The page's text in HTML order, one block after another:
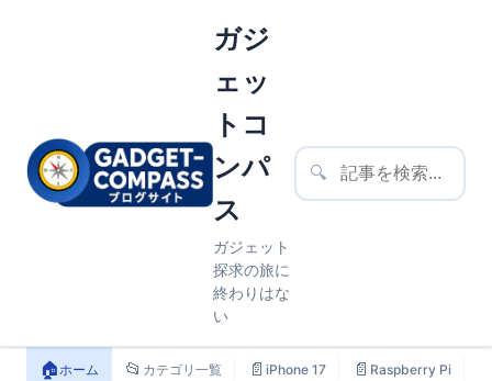
ガジ
ェッ
トコ
ンパ
ス
ガジェット
探求の旅に
終わりはな
い
🔍
🏠ホーム 📂 カテゴリ一覧 📄 iPhone 17 📄 Raspberry Pi